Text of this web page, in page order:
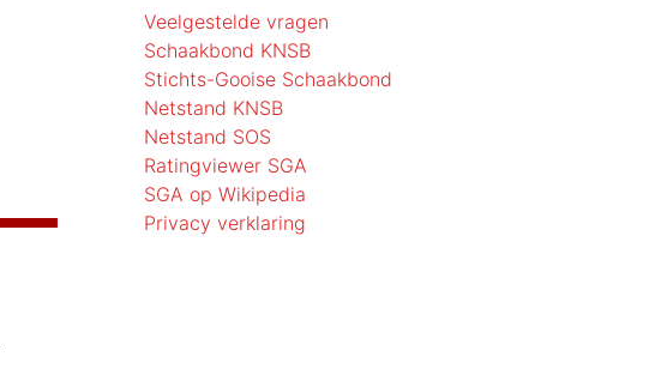
Veelgestelde vragen
Schaakbond KNSB
Stichts-Gooise Schaakbond
Netstand KNSB
Netstand SOS
Ratingviewer SGA
SGA op Wikipedia
Privacy verklaring